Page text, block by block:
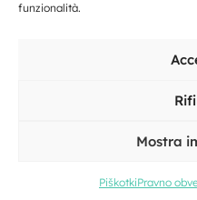
funzionalità.
Mostra
PiškotkiPravno
Fattoria